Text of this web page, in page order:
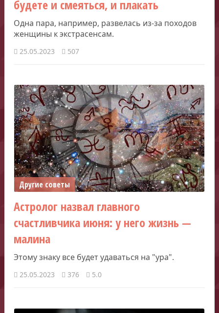
будете и смеяться, и плакать
Одна пара, например, развелась из-за походов
женщины к экстрасенсам.
25.05.2023 507
Другие советы
Астролог назвал главного
счастливчика июня: у него жизнь —
малина
Этому знаку все будет удаваться на "ура".
25.05.2023 376 5.0